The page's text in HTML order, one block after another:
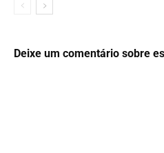
Deixe um comentário sobre